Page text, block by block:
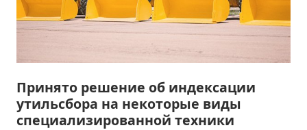
МСФО
Принято решение об индексации
утильсбора на некоторые виды
специализированной техники